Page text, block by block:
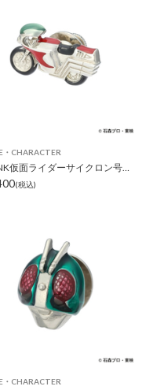
・CHARACTER
SWANK仮面ライダーサイクロン号ピンズ
(税込)
・CHARACTER